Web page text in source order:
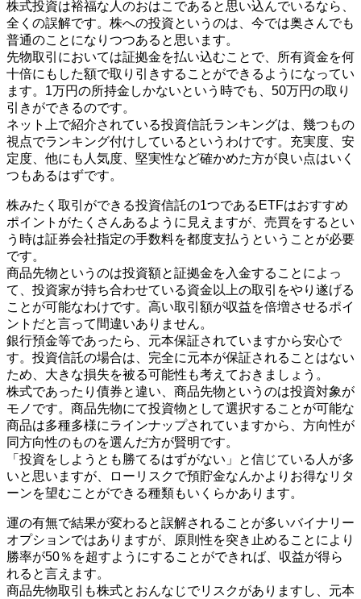
株式投資は裕福な人のおはこであると思い込んでいるなら、
全くの誤解です。株への投資というのは、今では奥さんでも
普通のことになりつつあると思います。
先物取引においては証拠金を払い込むことで、所有資金を何
十倍にもした額で取り引きすることができるようになってい
ます。1万円の所持金しかないという時でも、50万円の取り
引きができるのです。
ネット上で紹介されている投資信託ランキングは、幾つもの
視点でランキング付けしているというわけです。充実度、安
定度、他にも人気度、堅実性など確かめた方が良い点はいく
つもあるはずです。
株みたく取引ができる投資信託の1つであるETFはおすすめ
ポイントがたくさんあるように見えますが、売買をするとい
う時は証券会社指定の手数料を都度支払うということが必要
です。
商品先物というのは投資額と証拠金を入金することによっ
て、投資家が持ち合わせている資金以上の取引をやり遂げる
ことが可能なわけです。高い取引額が収益を倍増させるポイ
ントだと言って間違いありません。
銀行預金等であったら、元本保証されていますから安心で
す。投資信託の場合は、完全に元本が保証されることはない
ため、大きな損失を被る可能性も考えておきましょう。
株式であったり債券と違い、商品先物というのは投資対象が
モノです。商品先物にて投資物として選択することが可能な
商品は多種多様にラインナップされていますから、方向性が
同方向性のものを選んだ方が賢明です。
「投資をしようとも勝てるはずがない」と信じている人が多
いと思いますが、ローリスクで預貯金なんかよりお得なリタ
ーンを望むことができる種類もいくらかあります。
運の有無で結果が変わると誤解されることが多いバイナリー
オプションではありますが、原則性を突き止めることにより
勝率が50％を超すようにすることができれば、収益が得ら
れると言えます。
商品先物取引も株式とおんなじでリスクがありますし、元本